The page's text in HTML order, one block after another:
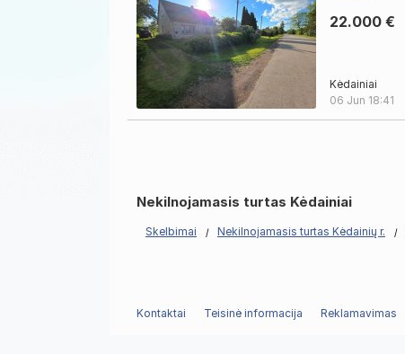
22.000 €
Kėdainiai
06 Jun 18:41
Nekilnojamasis turtas Kėdainiai
Skelbimai Nekilnojamasis turtas Kėdainių r.
Kontaktai Teisinė informacija Reklamavimas